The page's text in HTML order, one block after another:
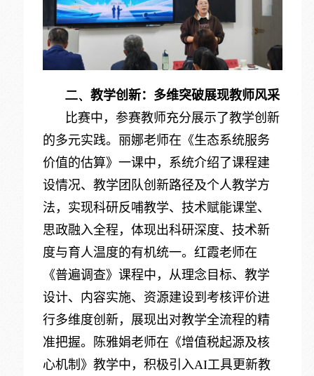
二、教学创新：多维突破展现教师风采
比赛中，参赛教师充分展示了教学创新
的多元实践。丽娜老师在《生态系统服务
价值的估算》一课中，系统介绍了课程建
设情况、教学团队创新路径及个人教学方
法，实现科研反哺教学、技术赋能课堂、
思政融入全程，体现出科研深度、技术新
度与育人温度的有机统一。红霞老师在
《普遍调查》课程中，从理念目标、教学
设计、内容实施、资源建设到考核评价进
行多维度创新，展现出对教学全流程的精
准把握。陈雅娟老师在《增值税起源及核
心机制》教学中，积极引入AI工具更新教